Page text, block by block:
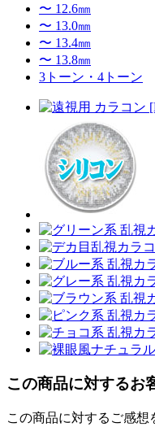
〜 12.6㎜
〜 13.0㎜
〜 13.4㎜
〜 13.8㎜
3トーン・4トーン
この商品に対するお
この商品に対するご感想